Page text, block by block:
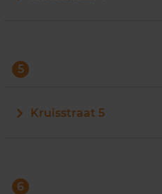
5
Kruisstraat 5
6